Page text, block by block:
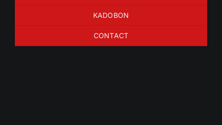
KADOBON
CONTACT